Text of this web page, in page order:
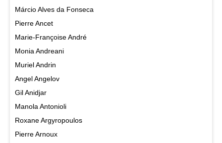
Márcio Alves da Fonseca
Pierre Ancet
Marie-Françoise André
Monia Andreani
Muriel Andrin
Angel Angelov
Gil Anidjar
Manola Antonioli
Roxane Argyropoulos
Pierre Arnoux